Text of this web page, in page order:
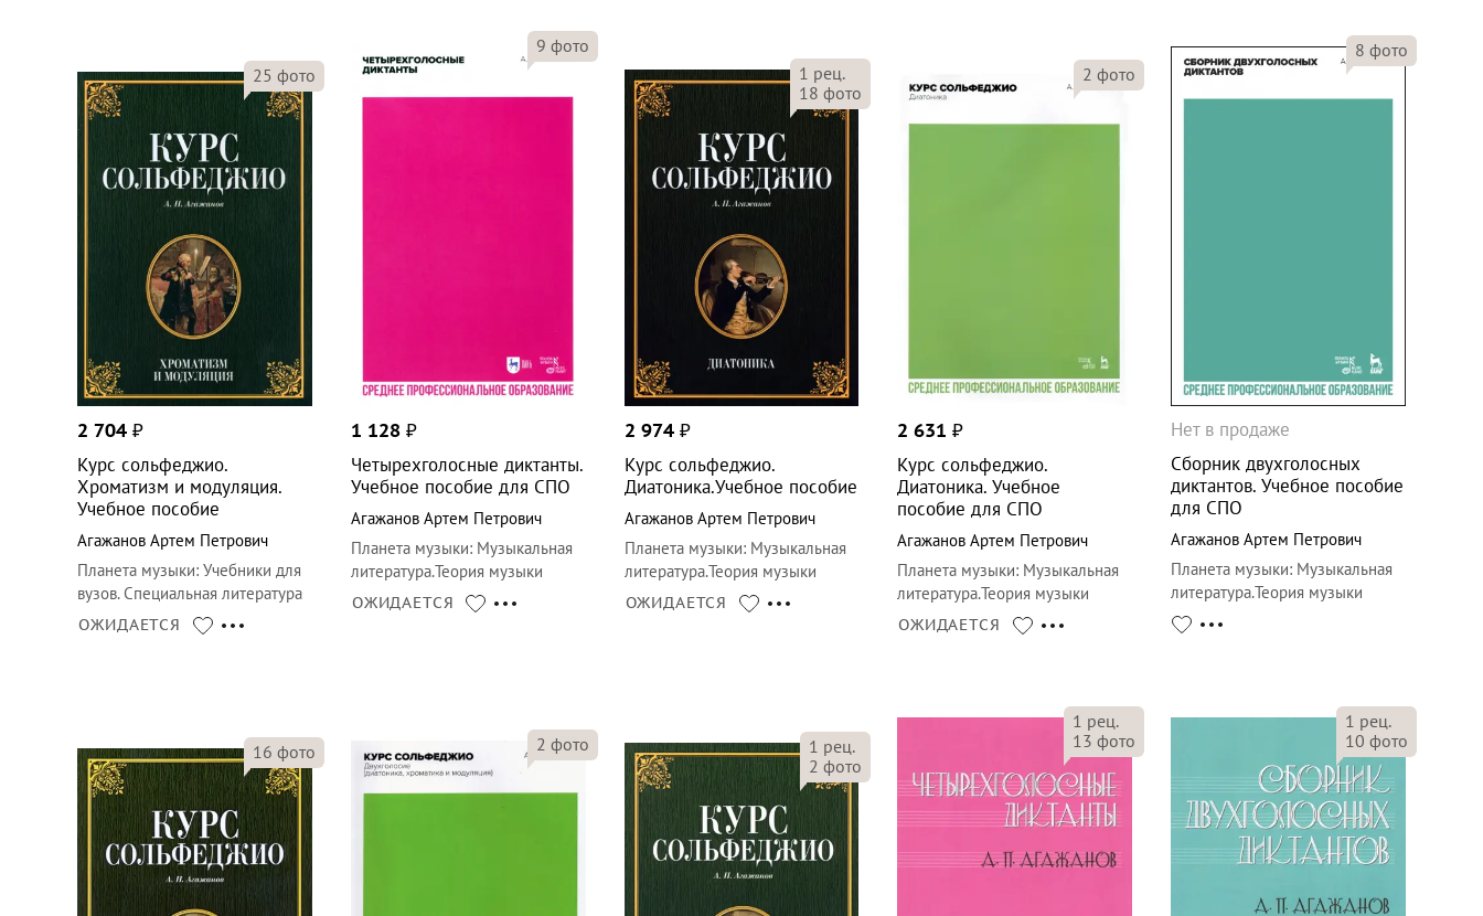
25 фото
2 704₽
Курс сольфеджио.
Хроматизм и модуляция.
Учебное пособие
Агажанов Артем Петрович
Планета музыки:Учебники для
вузов. Специальная литература
ОЖИДАЕТСЯ
9 фото
1 128 ₽
Четырехголосные диктанты.
Учебное пособие для СПО
Агажанов Артем Петрович
Планета музыки: Музыкальная
литература.Теория музыки
ОЖИДАЕТСЯ
1 рец.
18 фото
2 974 ₽
Курс сольфеджио.
Диатоника.Учебное пособие
Агажанов Артем Петрович
Планета музыки: Музыкальная
литература.Теория музыки
ОЖИДАЕТСЯ
2 фото
2 631₽
Курс сольфеджио.
Диатоника. Учебное
пособие для СПО
Агажанов Артем Петрович
Планета музыки: Музыкальная
литература.Теория музыки
ОЖИДАЕТСЯ
8 фото
Нет в продаже
Сборник двухголосных
диктантов. Учебное пособие
для СПО
Агажанов Артем Петрович
Планета музыки: Музыкальная
литература.Теория музыки
16 фото 2 фото 1 рец.
2 фото
1 рец.
13 фото
1 рец.
10 фото